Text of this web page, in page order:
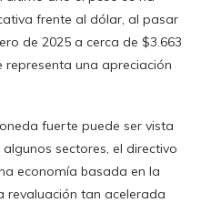
frente al dólar, al pasar
de 2025 a cerca de $3.663
representa una apreciación
fuerte puede ser vista
sectores, el directivo
economía basada en la
revaluación tan acelerada